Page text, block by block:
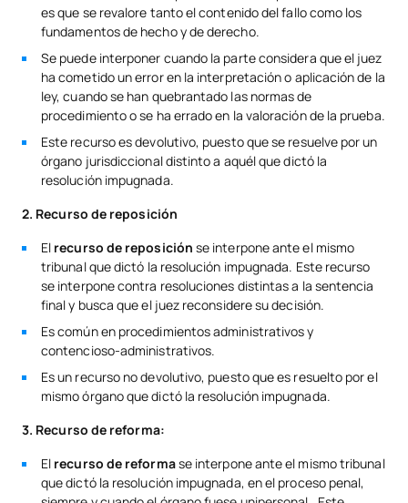
es que se revalore tanto el contenido del fallo como los
fundamentos de hecho y de derecho.
Se puede interponer cuando la parte considera que el juez
ha cometido un error en la interpretación o aplicación de la
ley, cuando se han quebrantado las normas de
procedimiento o se ha errado en la valoración de la prueba.
Este recurso es devolutivo, puesto que se resuelve por un
órgano jurisdiccional distinto a aquél que dictó la
resolución impugnada.
2. Recurso de reposición
El recurso de reposición se interpone ante el mismo
tribunal que dictó la resolución impugnada. Este recurso
se interpone contra resoluciones distintas a la sentencia
final y busca que el juez reconsidere su decisión.
Es común en procedimientos administrativos y
contencioso-administrativos.
Es un recurso no devolutivo, puesto que es resuelto por el
mismo órgano que dictó la resolución impugnada.
3. Recurso de reforma:
El recurso de reformase interpone ante el mismo tribunal
que dictó la resolución impugnada, en el proceso penal,